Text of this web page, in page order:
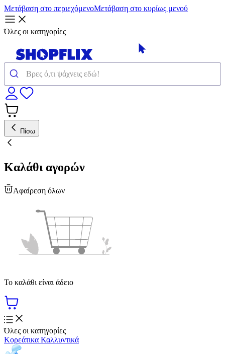
Μετάβαση στο περιεχόμενοΜετάβαση στο κυρίως μενού
Όλες οι κατηγορίες
Πίσω
Καλάθι αγορών
Αφαίρεση όλων
Το καλάθι είναι άδειο
Όλες οι κατηγορίες
Κορεάτικα Καλλυντικά